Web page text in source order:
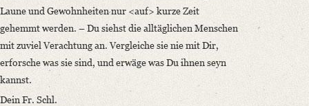
Laune und Gewohnheiten nur <auf> kurze Zeit
gehemmt werden. – Du siehst die alltäglichen Menschen
mit zuviel Verachtung an. Vergleiche sie nie mit Dir,
erforsche was sie sind, und erwäge was Du ihnen seyn
kannst.
Dein Fr. Schl.